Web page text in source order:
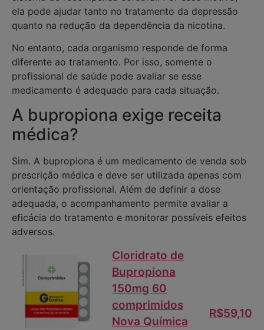
ela pode ajudar tanto no tratamento da depressão
quanto na redução da dependência da nicotina.
No entanto, cada organismo responde de forma
diferente ao tratamento. Por isso, somente o
profissional de saúde pode avaliar se esse
medicamento é adequado para cada situação.
A bupropiona exige receita
médica?
Sim. A bupropiona é um medicamento de venda sob
prescrição médica e deve ser utilizada apenas com
orientação profissional. Além de definir a dose
adequada, o acompanhamento permite avaliar a
eficácia do tratamento e monitorar possíveis efeitos
adversos.
Cloridrato de
Bupropiona
150mg 60
comprimidos
Nova Química
R$59,10